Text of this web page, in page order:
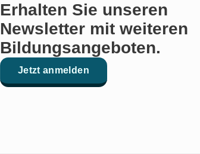
Erhalten Sie unseren
Newsletter mit weiteren
Bildungsangeboten.
Jetzt anmelden